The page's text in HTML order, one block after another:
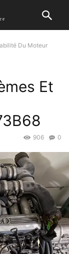
Du Moteur
Et
0
906